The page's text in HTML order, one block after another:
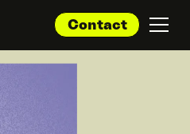
Contact